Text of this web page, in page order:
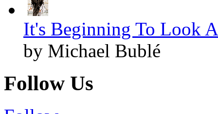
It's Beginning To Look
by Michael Bublé
Follow Us